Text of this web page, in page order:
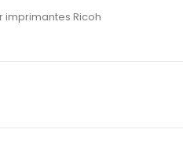
imprimantes Ricoh